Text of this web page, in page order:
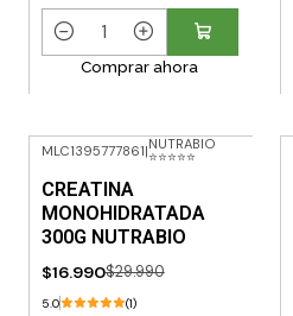
i
d
a
d
Comprar ahora
-43% OFF
MLC1395777861|NUTRABIO
⭐⭐⭐⭐⭐
CREATINA
MONOHIDRATADA
300G NUTRABIO
$16.990$29.990
5.0 (1)